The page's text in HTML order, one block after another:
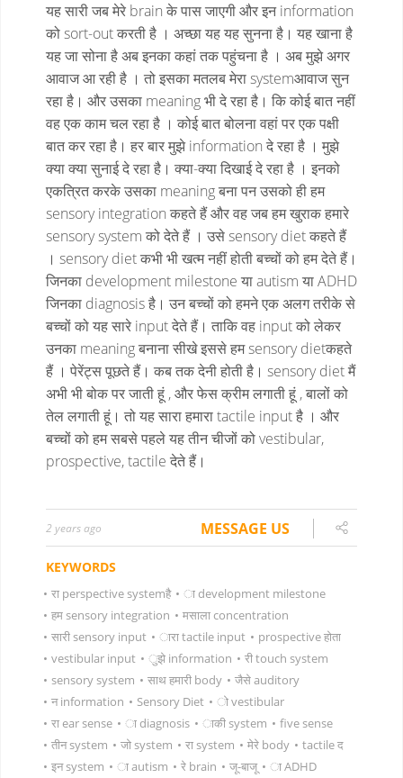
यह सारी जब मेरे brain के पास जाएगी और इन information
को sort-out करती है । अच्छा यह यह सुनना है। यह खाना है
यह जा सोना है अब इनका कहां तक पहुंचना है । अब मुझे अगर
आवाज आ रही है । तो इसका मतलब मेरा systemआवाज सुन
रहा है। और उसका meaning भी दे रहा है। कि कोई बात नहीं
वह एक काम चल रहा है । कोई बात बोलना वहां पर एक पक्षी
बात कर रहा है। हर बार मुझे information दे रहा है । मुझे
क्या क्या सुनाई दे रहा है। क्या-क्या दिखाई दे रहा है । इनको
एकत्रित करके उसका meaning बना पन उसको ही हम
sensory integration कहते हैं और वह जब हम खुराक हमारे
sensory system को देते हैं । उसे sensory diet कहते हैं
। sensory diet कभी भी खत्म नहीं होती बच्चों को हम देते हैं।
जिनका development milestone या autism या ADHD
जिनका diagnosis है। उन बच्चों को हमने एक अलग तरीके से
बच्चों को यह सारे input देते हैं। ताकि वह input को लेकर
उनका meaning बनाना सीखे इससे हम sensory dietकहते
हैं । पेरेंट्स पूछते हैं। कब तक देनी होती है। sensory diet मैं
अभी भी बोक पर जाती हूं , और फेस क्रीम लगाती हूं , बालों को
तेल लगाती हूं। तो यह सारा हमारा tactile input है । और
बच्चों को हम सबसे पहले यह तीन चीजों को vestibular,
prospective, tactile देते हैं।
2 years ago MESSAGE US
KEYWORDS
• रा perspective systemहै • ा development milestone
• हम sensory integration • मसाला concentration
• सारी sensory input • ारा tactile input • prospective होता
• vestibular input • ुझे information • री touch system
• sensory system • साथ हमारी body • जैसे auditory
• न information • Sensory Diet • ो vestibular
• रा ear sense • ा diagnosis • ाकी system • five sense
• तीन system • जो system • रा system • मेरे body • tactile द
• इन system • ा autism • रे brain • जू-बाजू • ा ADHD